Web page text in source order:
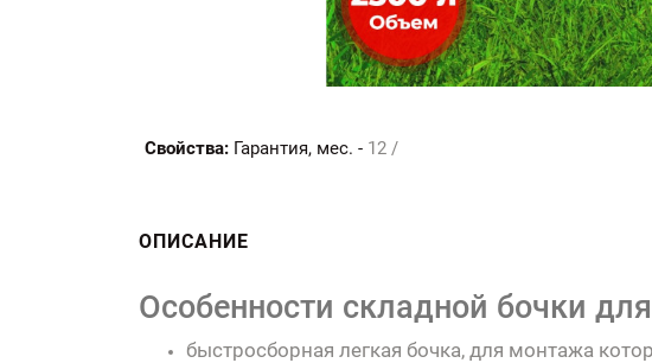
Свойства: Гарантия, мес. - 12 /
ОПИСАНИЕ
Особенности складной бочки
быстросборная легкая бочка, для монтажа